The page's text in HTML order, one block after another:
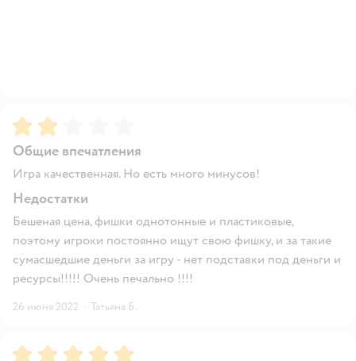
Рейтинг:
Общие впечатления
Игра качественная. Но есть много минусов!
Недостатки
Бешеная цена, фишки однотонные и пластиковые,
поэтому игроки постоянно ищут свою фишку, и за такие
сумасшедшие деньги за игру - нет подставки под деньги и
ресурсы!!!!! Очень печально !!!!
26 июня 2022 · Татьяна Б.
Рейтинг:5